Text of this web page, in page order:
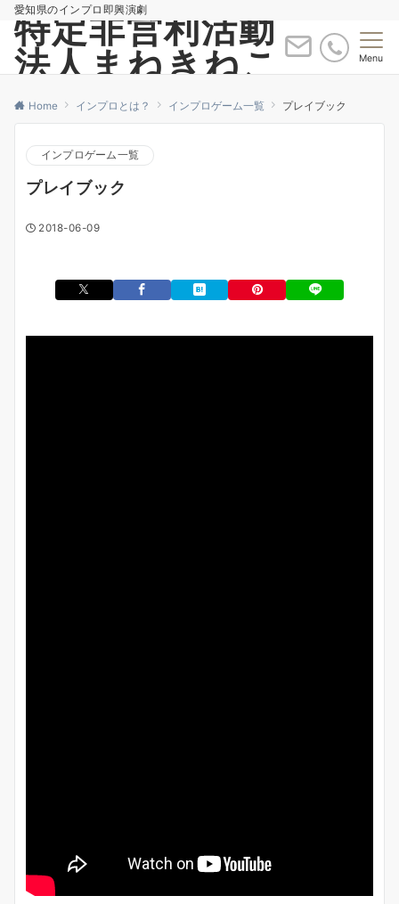
愛知県のインプロ即興演劇
特定非営利活動
法人まねきねこ
Menu
Home インプロとは？ インプロゲーム一覧 プレイブック
インプロゲーム一覧
プレイブック
2018-06-09